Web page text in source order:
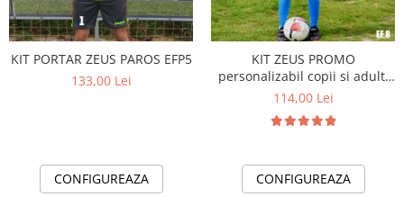
KIT PORTAR ZEUS PAROS EFP5
133,00 Lei
CONFIGUREAZA
KIT ZEUS PROMO
personalizabil copii si adulti
EF8
114,00 Lei
CONFIGUREAZA